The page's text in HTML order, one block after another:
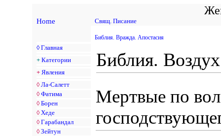
Home Свящ. Писание
◊ Главная
+ Категории
+ Явления
◊ Ла-Салетт
◊ Фатима
◊ Борен
◊ Хеде
◊ Гарабандал
◊ Зейтун
Библия. Вражда. Апостасия
Библия. Воздух
Мертвые по